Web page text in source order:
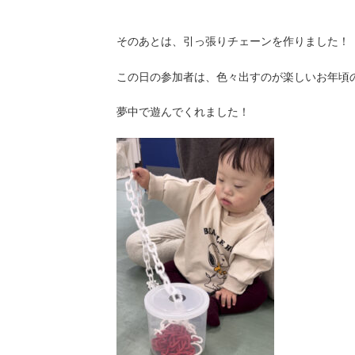
そのあとは、引っ張りチェーンを作りました！
この日の参加者は、色々出すのが楽しいお年頃
夢中で遊んでくれました！